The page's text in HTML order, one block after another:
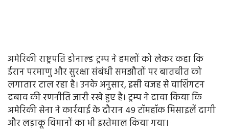
अमेरिकी राष्ट्रपति डोनाल्ड ट्रम्प ने हमलों को लेकर कहा कि
ईरान परमाणु और सुरक्षा संबंधी समझौतों पर बातचीत को
लगातार टाल रहा है। उनके अनुसार, इसी वजह से वाशिंगटन
दबाव की रणनीति जारी रखे हुए है। ट्रम्प ने दावा किया कि
अमेरिकी सेना ने कार्रवाई के दौरान 49 टॉमहॉक मिसाइलें दागी
और लड़ाकू विमानों का भी इस्तेमाल किया गया।